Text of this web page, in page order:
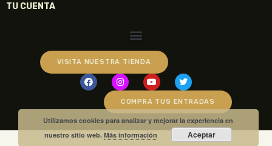
TU CUENTA
VISITA NUESTRA TIENDA
COMPRA TUS ENTRADAS
Utilizamos cookies para analizar y mejorar la experiencia en
nuestro sitio web.Más información Aceptar